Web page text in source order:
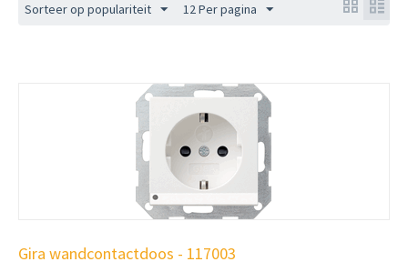
Sorteer op populariteit 12 Per pagina
Gira wandcontactdoos - 117003